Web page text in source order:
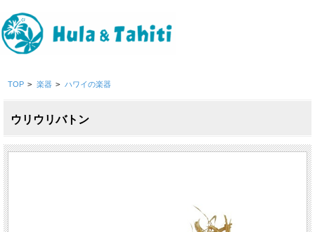
TOP > 楽器 > ハワイの楽器
ウリウリバトン